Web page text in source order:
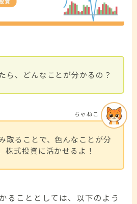
ら、どんなことが分かるの？
取ることで、色んなことが分
株式投資に活かせるよ！
ちゃねこ
ることとしては、以下のよう